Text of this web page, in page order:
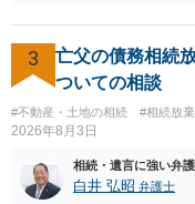
見積もりをとって）、一
ば、キューちゃんママさ
は思います。その場合、
を確認し、印紙と共に家
を待つという流れになりま
できない、という意味で
3
亡父の債務相続
ついての相談
#不動産・土地の相続 #相続放棄
2026年8月3日
相続・遺言に強い弁
白井 弘昭 弁護士